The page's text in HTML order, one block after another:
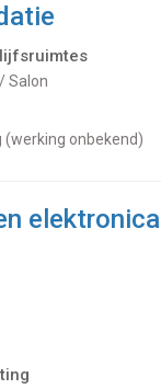
Salon
(werking onbekend)
elektronica